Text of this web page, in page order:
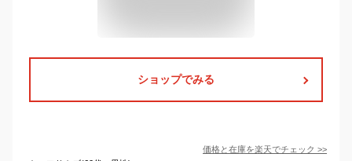
ショップでみる
価格と在庫を楽天でチェック >>